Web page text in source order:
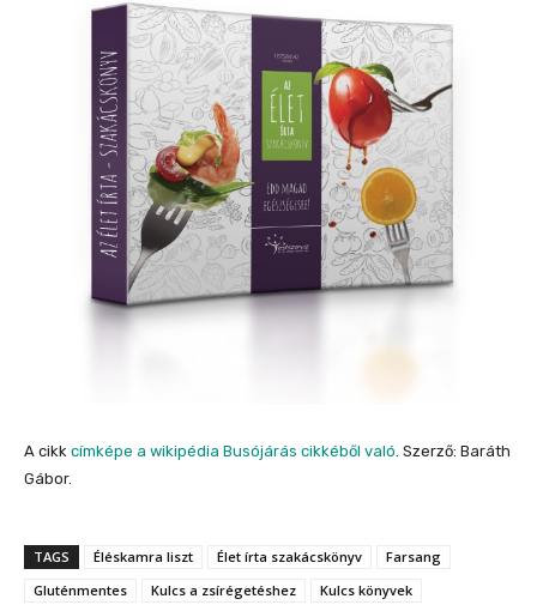
A cikk címképe a wikipédia Busójárás cikkéből való. Szerző: Baráth
Gábor.
TAGS Éléskamra liszt Élet írta szakácskönyv
Farsang
Gluténmentes
Kulcs a zsírégetéshez
Kulcs könyvek